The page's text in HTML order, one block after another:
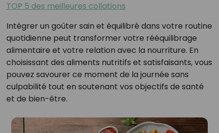
TOP 5 des meilleures collations
Intégrer un goûter sain et équilibré dans votre routine
quotidienne peut transformer votre rééquilibrage
alimentaire et votre relation avec la nourriture. En
choisissant des aliments nutritifs et satisfaisants, vous
pouvez savourer ce moment de la journée sans
culpabilité tout en soutenant vos objectifs de santé
et de bien-être.